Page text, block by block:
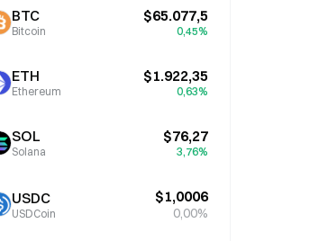
BTC
Bitcoin
$65.077,5
0,45%
ETH
Ethereum
$1.922,35
0,63%
SOL
Solana
$76,27
3,76%
USDC
USDCoin
$1,0006
0,00%